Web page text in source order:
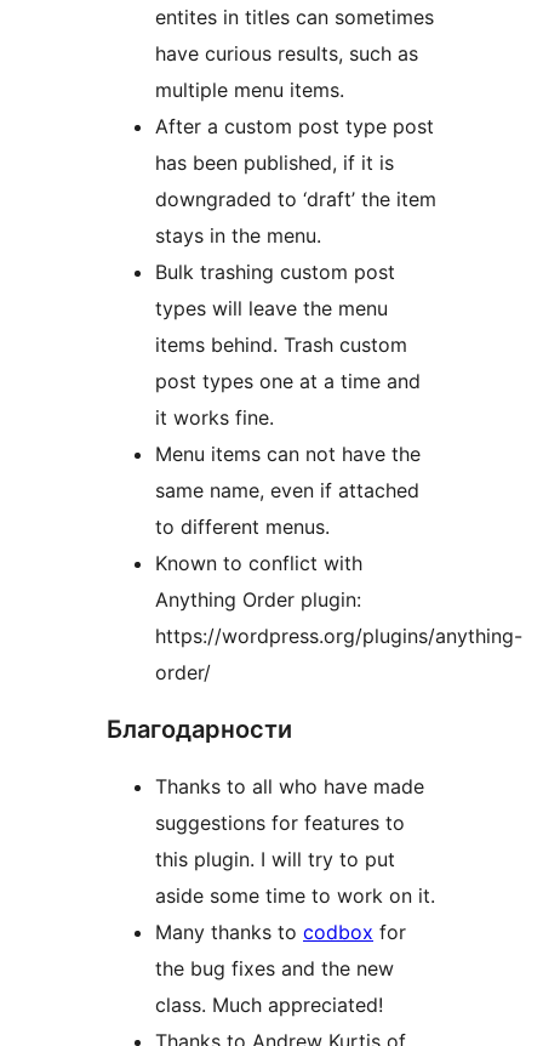
entites in titles can sometimes
have curious results, such as
multiple menu items.
After a custom post type post
has been published, if it is
downgraded to ‘draft’ the item
stays in the menu.
Bulk trashing custom post
types will leave the menu
items behind. Trash custom
post types one at a time and
it works fine.
Menu items can not have the
same name, even if attached
to different menus.
Known to conflict with
Anything Order plugin:
https://wordpress.org/plugins/anything-
order/
Благодарности
Thanks to all who have made
suggestions for features to
this plugin. I will try to put
aside some time to work on it.
Many thanks to codbox for
the bug fixes and the new
class. Much appreciated!